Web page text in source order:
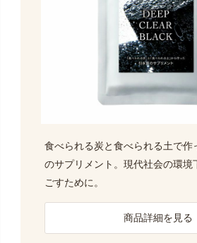
食べられる炭と食べられる土で作
のサプリメント。現代社会の環境
ごすために。
商品詳細を見る